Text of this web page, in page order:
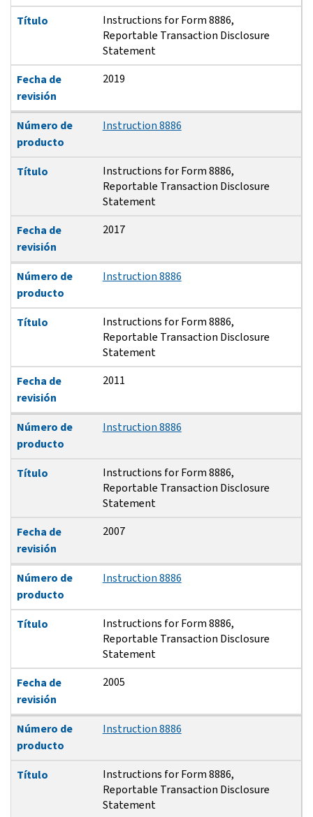
Título
Instructions for Form 8886,
Reportable Transaction Disclosure
Statement
Fecha de
revisión
2019
Número de
producto
Instruction 8886
Título
Instructions for Form 8886,
Reportable Transaction Disclosure
Statement
Fecha de
revisión
2017
Número de
producto
Instruction 8886
Título
Instructions for Form 8886,
Reportable Transaction Disclosure
Statement
Fecha de
revisión
2011
Número de
producto
Instruction 8886
Título
Instructions for Form 8886,
Reportable Transaction Disclosure
Statement
Fecha de
revisión
2007
Número de
producto
Instruction 8886
Título
Instructions for Form 8886,
Reportable Transaction Disclosure
Statement
Fecha de
revisión
2005
Número de
producto
Instruction 8886
Título
Instructions for Form 8886,
Reportable Transaction Disclosure
Statement